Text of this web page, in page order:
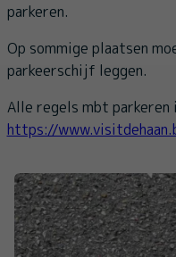
parkeren.
Op sommige plaatsen
parkeerschijf leggen.
Alle regels mbt parkeren
https://